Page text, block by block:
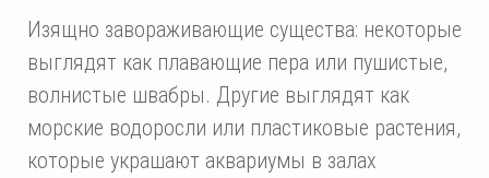
Изящно завораживающие существа: некоторые
выглядят как плавающие пера или пушистые,
волнистые швабры. Другие выглядят как
морские водоросли или пластиковые растения,
которые украшают аквариумы в залах